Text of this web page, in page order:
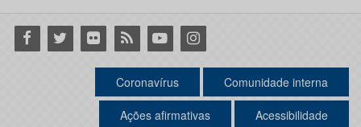
Facebook
Twitter Flickr RSS YoutubeInstagram
Coronavírus Comunidade interna
Ações afirmativas Acessibilidade